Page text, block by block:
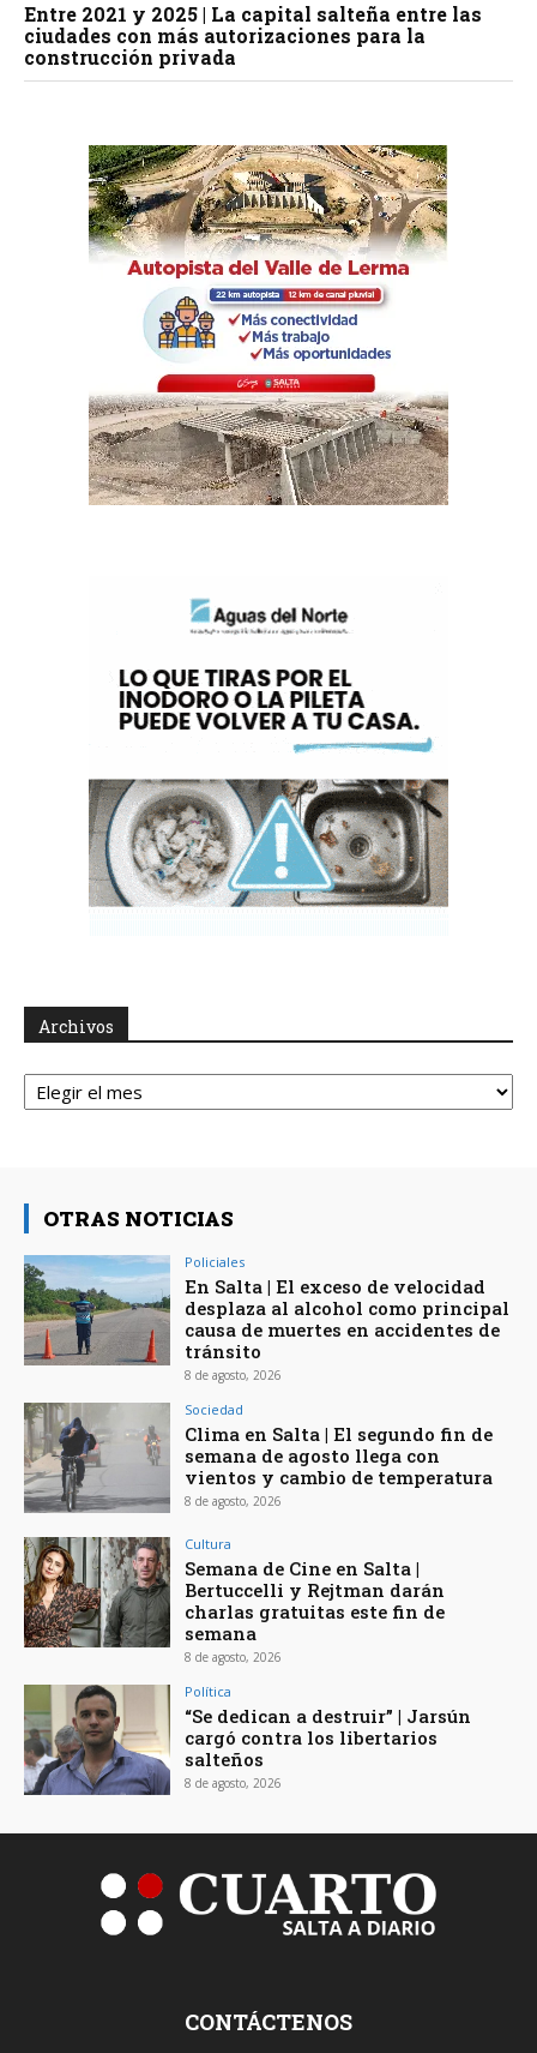
Entre 2021 y 2025 | La capital salteña entre las
ciudades con más autorizaciones para la
construcción privada
Archivos
Archivos
OTRAS NOTICIAS
Policiales
En Salta | El exceso de velocidad
desplaza al alcohol como principal
causa de muertes en accidentes de
tránsito
8 de agosto, 2026
Sociedad
Clima en Salta | El segundo fin de
semana de agosto llega con
vientos y cambio de temperatura
8 de agosto, 2026
Cultura
Semana de Cine en Salta |
Bertuccelli y Rejtman darán
charlas gratuitas este fin de
semana
8 de agosto, 2026
Política
“Se dedican a destruir” | Jarsún
cargó contra los libertarios
salteños
8 de agosto, 2026
CONTÁCTENOS